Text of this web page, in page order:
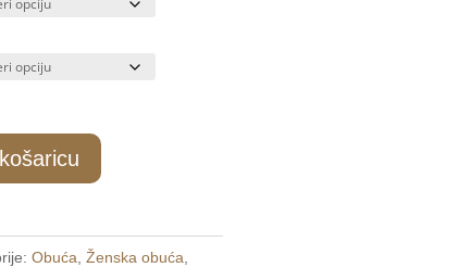
Obuća ,Ženska obuća